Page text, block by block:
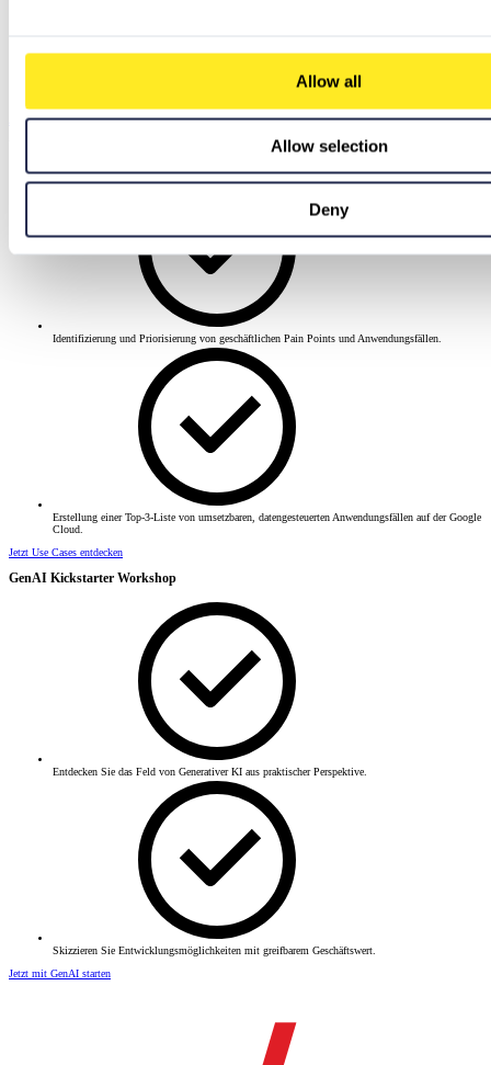
Allow all
Allow selection
Deny
Jetzt mit Data Architecture starten
Identifizierung und Priorisierung von geschäftlichen Pain Points und Anwendungsfällen.
Erstellung einer Top-3-Liste von umsetzbaren, datengesteuerten Anwendungsfällen auf der Google
Cloud.
Jetzt Use Cases entdecken
GenAI Kickstarter Workshop
Entdecken Sie das Feld von Generativer KI aus praktischer Perspektive.
Skizzieren Sie Entwicklungsmöglichkeiten mit greifbarem Geschäftswert.
Jetzt mit GenAI starten